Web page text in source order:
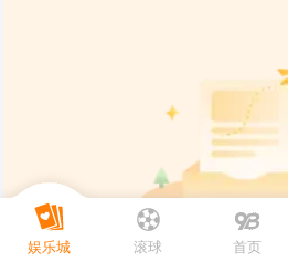
暂无数据
娱乐城 滚球